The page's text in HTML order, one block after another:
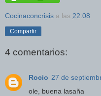
Cocinaconcrisis a las 22:08
Compartir
4 comentarios:
Rocio 27 de
ole, buena lasaña